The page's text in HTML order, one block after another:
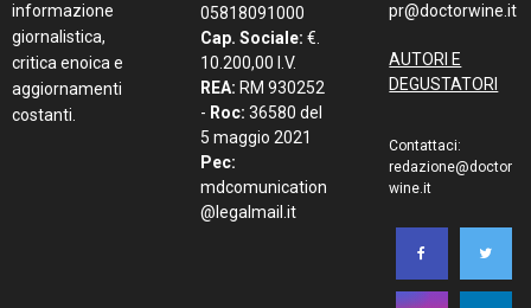
informazione
giornalistica,
critica enoica e
aggiornamenti
costanti.
05818091000
Cap. Sociale: €.
10.200,00 I.V.
REA: RM 930252
- Roc: 36580 del
5 maggio 2021
Pec:
mdcomunication
@legalmail.it
pr@doctorwine.it
AUTORI E
DEGUSTATORI
Contattaci:
redazione@doctor
wine.it